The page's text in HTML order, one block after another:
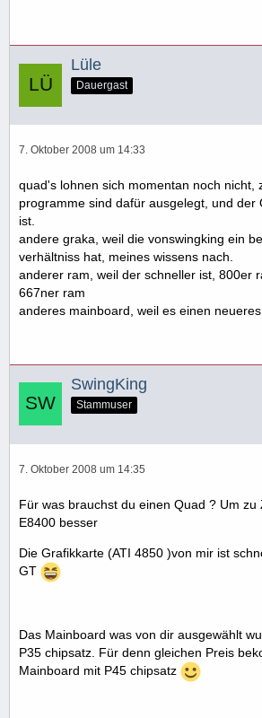
Lüle
Dauergast
7. Oktober 2008 um 14:33
quad's lohnen sich momentan noch nicht,
programme sind dafür ausgelegt, und der
ist.
andere graka, weil die vonswingking ein
verhältniss hat, meines wissens nach.
anderer ram, weil der schneller ist, 800er
667ner ram
anderes mainboard, weil es einen
SwingKing
Stammuser
7. Oktober 2008 um 14:35
Für was brauchst du einen Quad ? Um zu
E8400 besser
Die Grafikkarte (ATI 4850 )von mir ist
GT
Das Mainboard was von dir ausgewählt
P35 chipsatz. Für denn gleichen Preis
Mainboard mit P45 chipsatz